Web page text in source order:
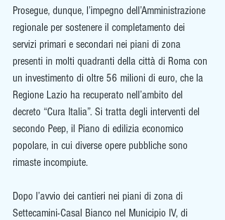
Prosegue, dunque, l’impegno dell’Amministrazione
regionale per sostenere il completamento dei
servizi primari e secondari nei piani di zona
presenti in molti quadranti della città di Roma con
un investimento di oltre 56 milioni di euro, che la
Regione Lazio ha recuperato nell’ambito del
decreto “Cura Italia”. Si tratta degli interventi del
secondo Peep, il Piano di edilizia economico
popolare, in cui diverse opere pubbliche sono
rimaste incompiute.
Dopo l’avvio dei cantieri nei piani di zona di
Settecamini-Casal Bianco nel Municipio IV, di